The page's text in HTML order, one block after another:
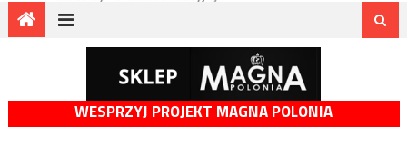
WESPRZYJ PROJEKT MAGNA POLONIA